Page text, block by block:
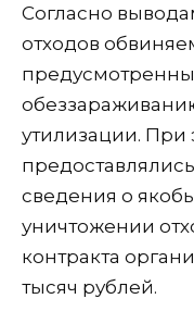
Согласно
отходов
утилизации. При
сведения о
уничтожении
контракта
тысяч рублей.